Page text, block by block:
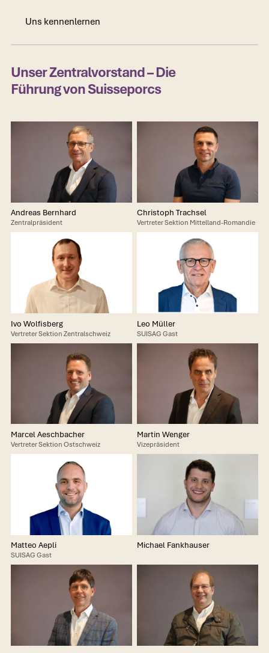
Uns kennenlernen
Unser Zentralvorstand – Die
Führung von Suisseporcs
Andreas Bernhard
Zentralpräsident
Christoph Trachsel
Vertreter Sektion Mittelland-Romandie
Ivo Wolfisberg
Vertreter Sektion Zentralschweiz
Leo Müller
SUISAG Gast
Marcel Aeschbacher
Vertreter Sektion Ostschweiz
Martin Wenger
Vizepräsident
Matteo Aepli
SUISAG Gast
Michael Fankhauser